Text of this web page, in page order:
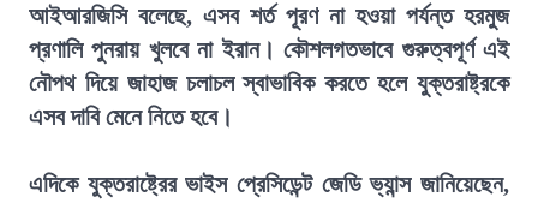
আইআরজিসি বলেছে, এসব শর্ত পূরণ না হওয়া পর্যন্ত হরমুজ
প্রণালি পুনরায় খুলবে না ইরান। কৌশলগতভাবে গুরুত্বপূর্ণ এই
নৌপথ দিয়ে জাহাজ চলাচল স্বাভাবিক করতে হলে যুক্তরাষ্ট্রকে
এসব দাবি মেনে নিতে হবে।
এদিকে যুক্তরাষ্ট্রের ভাইস প্রেসিডেন্ট জেডি ভ্যান্স জানিয়েছেন,